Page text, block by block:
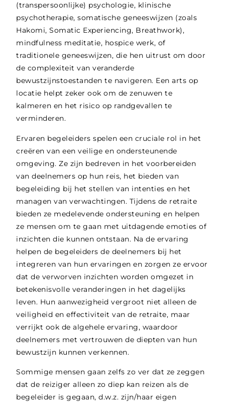
(transpersoonlijke) psychologie, klinische
psychotherapie, somatische geneeswijzen (zoals
Hakomi, Somatic Experiencing, Breathwork),
mindfulness meditatie, hospice werk, of
traditionele geneeswijzen, die hen uitrust om door
de complexiteit van veranderde
bewustzijnstoestanden te navigeren. Een arts op
locatie helpt zeker ook om de zenuwen te
kalmeren en het risico op randgevallen te
verminderen.
Ervaren begeleiders spelen een cruciale rol in het
creëren van een veilige en ondersteunende
omgeving. Ze zijn bedreven in het voorbereiden
van deelnemers op hun reis, het bieden van
begeleiding bij het stellen van intenties en het
managen van verwachtingen. Tijdens de retraite
bieden ze medelevende ondersteuning en helpen
ze mensen om te gaan met uitdagende emoties of
inzichten die kunnen ontstaan. Na de ervaring
helpen de begeleiders de deelnemers bij het
integreren van hun ervaringen en zorgen ze ervoor
dat de verworven inzichten worden omgezet in
betekenisvolle veranderingen in het dagelijks
leven. Hun aanwezigheid vergroot niet alleen de
veiligheid en effectiviteit van de retraite, maar
verrijkt ook de algehele ervaring, waardoor
deelnemers met vertrouwen de diepten van hun
bewustzijn kunnen verkennen.
Sommige mensen gaan zelfs zo ver dat ze zeggen
dat de reiziger alleen zo diep kan reizen als de
begeleider is gegaan, d.w.z. zijn/haar eigen